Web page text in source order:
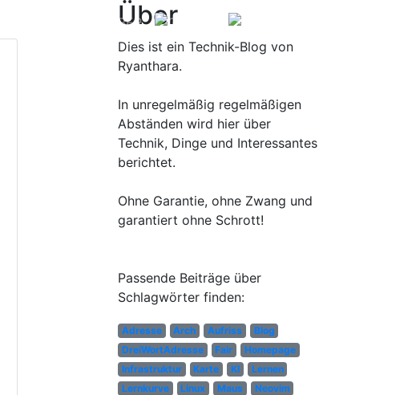
ÜBER
Über
Dies ist ein Technik-Blog von
Ryanthara.
In unregelmäßig regelmäßigen
Abständen wird hier über
Technik, Dinge und Interessantes
berichtet.
Ohne Garantie, ohne Zwang und
garantiert ohne Schrott!
Passende Beiträge über
Schlagwörter finden:
Adresse Arch Aufriss
Blog
DreiWortAdresse
Fair
Homepage
Infrastruktur
Karte KI
Lernen
Lernkurve
Linux Maus
Neovim